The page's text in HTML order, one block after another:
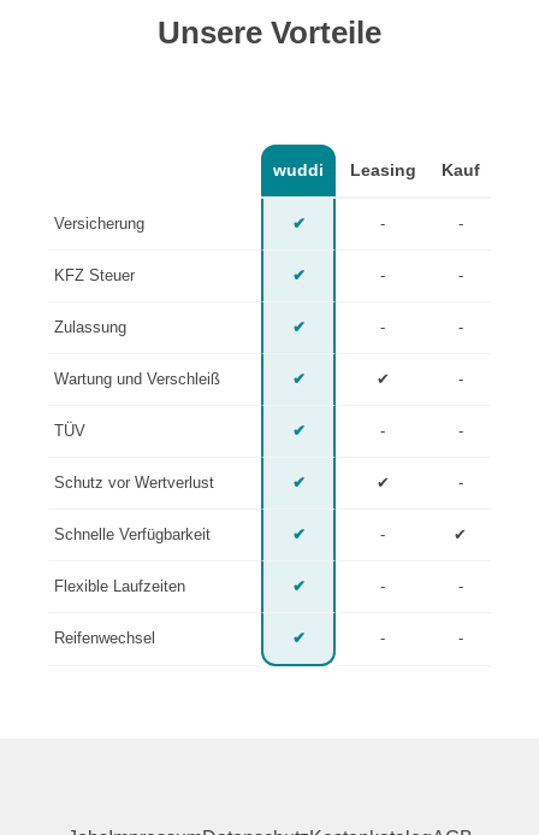
Unsere Vorteile
wuddi Leasing Kauf
Versicherung ✔ - -
KFZ Steuer ✔ - -
Zulassung ✔ - -
Wartung und Verschleiß ✔ ✔ -
TÜV ✔ - -
Schutz vor Wertverlust ✔ ✔ -
Schnelle Verfügbarkeit ✔ - ✔
Flexible Laufzeiten ✔ - -
Reifenwechsel ✔ - -